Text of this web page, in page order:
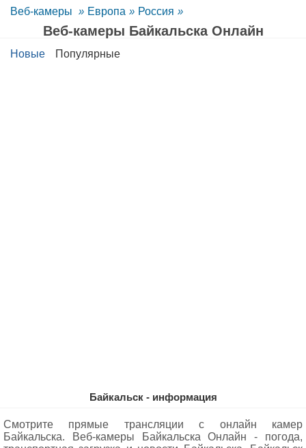
Веб-камеры » Европа » Россия »
Веб-камеры Байкальска Oнлайн
Новые Популярные
Байкальск - информация
Смотрите прямые трансляции с онлайн камер
Байкальска. Веб-камеры Байкальска Oнлайн - погода,